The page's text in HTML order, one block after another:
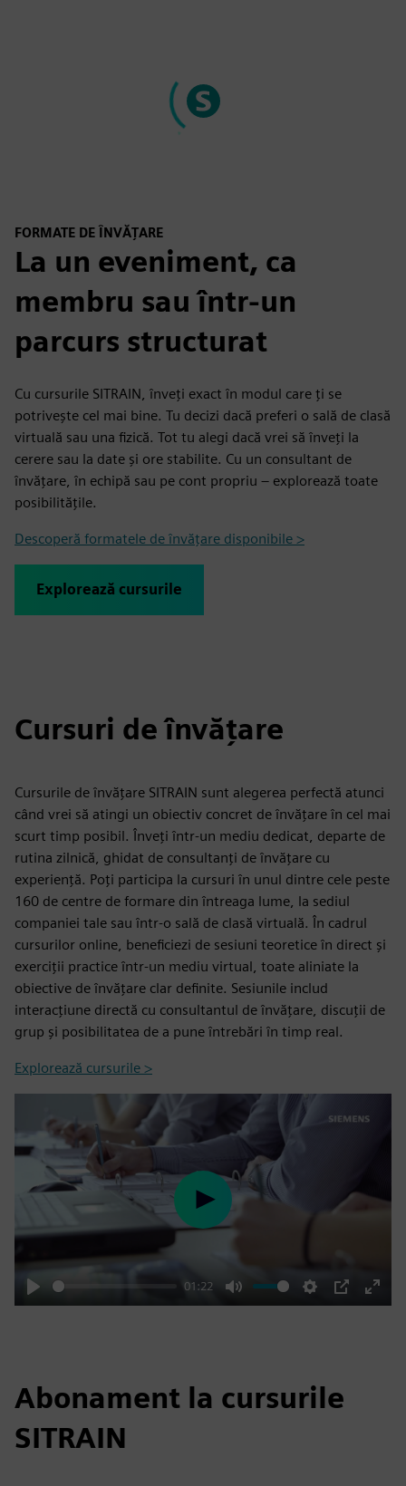
FORMATE DE ÎNVĂȚARE
La un eveniment, ca
membru sau într-un
parcurs structurat
Cu cursurile SITRAIN, înveți exact în modul care ți se
potrivește cel mai bine. Tu decizi dacă preferi o sală de clasă
virtuală sau una fizică. Tot tu alegi dacă vrei să înveți la
cerere sau la date și ore stabilite. Cu un consultant de
învățare, în echipă sau pe cont propriu – explorează toate
posibilitățile.
Descoperă formatele de învățare disponibile >
Explorează cursurile
Cursuri de învățare
Cursurile de învățare SITRAIN sunt alegerea perfectă atunci
când vrei să atingi un obiectiv concret de învățare în cel mai
scurt timp posibil. Înveți într-un mediu dedicat, departe de
rutina zilnică, ghidat de consultanți de învățare cu
experiență. Poți participa la cursuri în unul dintre cele peste
160 de centre de formare din întreaga lume, la sediul
companiei tale sau într-o sală de clasă virtuală. În cadrul
cursurilor online, beneficiezi de sesiuni teoretice în direct și
exerciții practice într-un mediu virtual, toate aliniate la
obiective de învățare clar definite. Sesiunile includ
interacțiune directă cu consultantul de învățare, discuții de
grup și posibilitatea de a pune întrebări în timp real.
Explorează cursurile >
Play
01:22
Mute Settings
PIP
Enter
Play
Abonament la cursurile
SITRAIN